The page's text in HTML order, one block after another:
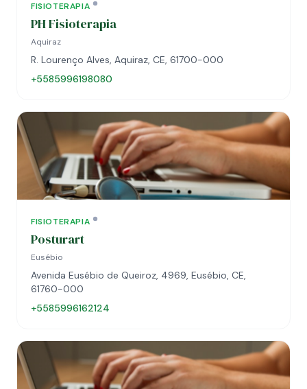
FISIOTERAPIA
PH Fisioterapia
Aquiraz
R. Lourenço Alves, Aquiraz, CE, 61700-000
+5585996198080
FISIOTERAPIA
Posturart
Eusébio
Avenida Eusébio de Queiroz, 4969, Eusébio, CE,
61760-000
+5585996162124